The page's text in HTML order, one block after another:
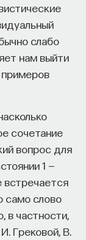
слабо
нам выйти
примеров
сочетание
вопрос для
1 —
встречается
само слово
в частности,
Грековой, В.
у нас
для всех
60-х
у нас
всему,
в состав
«Зачем